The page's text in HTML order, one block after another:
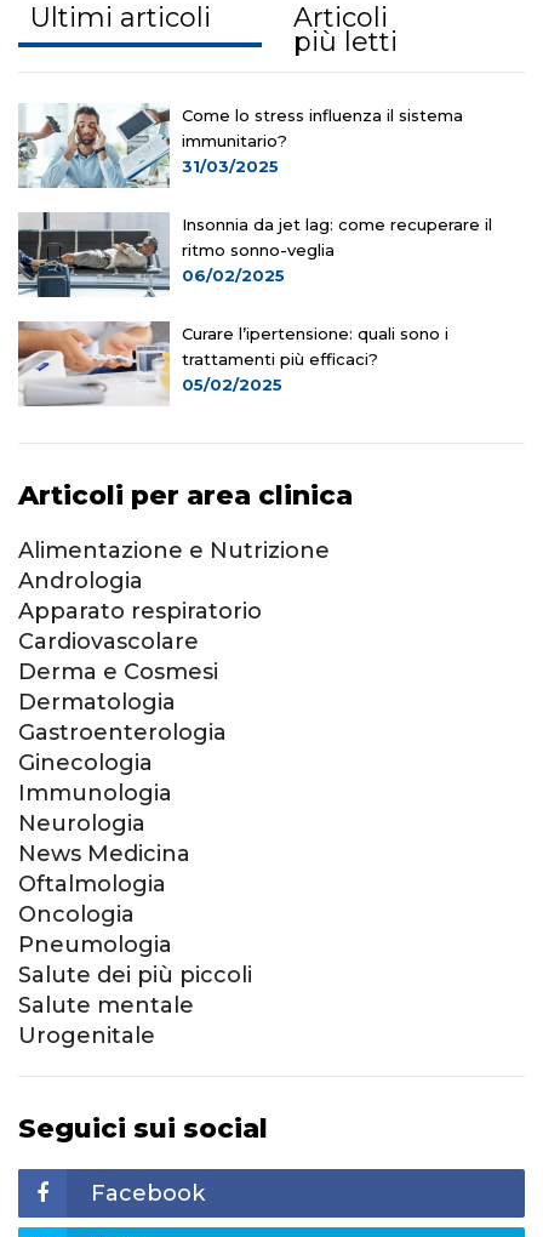
Ultimi articoli Articoli
più letti
Come lo stress influenza il sistema
immunitario?
31/03/2025
Insonnia da jet lag: come recuperare il
ritmo sonno-veglia
06/02/2025
Curare l’ipertensione: quali sono i
trattamenti più efficaci?
05/02/2025
Articoli per area clinica
Alimentazione e Nutrizione
Andrologia
Apparato respiratorio
Cardiovascolare
Derma e Cosmesi
Dermatologia
Gastroenterologia
Ginecologia
Immunologia
Neurologia
News Medicina
Oftalmologia
Oncologia
Pneumologia
Salute dei più piccoli
Salute mentale
Urogenitale
Seguici sui social
Facebook